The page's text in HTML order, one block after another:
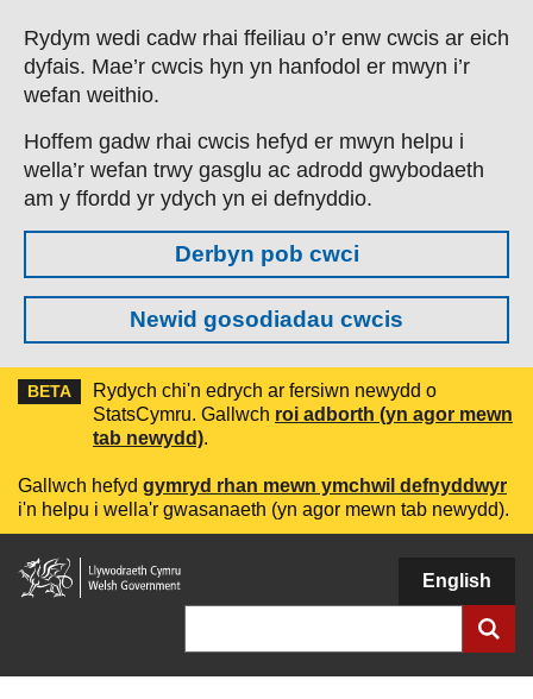
Skip to main content
Rydym wedi cadw rhai ffeiliau o’r enw cwcis ar eich
dyfais. Mae’r cwcis hyn yn hanfodol er mwyn i’r
wefan weithio.
Hoffem gadw rhai cwcis hefyd er mwyn helpu i
wella’r wefan trwy gasglu ac adrodd gwybodaeth
am y ffordd yr ydych yn ei defnyddio.
Derbyn pob cwci
Newid gosodiadau cwcis
BETA
Rydych chi'n edrych ar fersiwn newydd o
StatsCymru. Gallwch roi adborth (yn agor mewn
tab newydd).
Gallwch hefyd gymryd rhan mewn ymchwil defnyddwyr
i'n helpu i wella'r gwasanaeth (yn agor mewn tab newydd).
Llywodraeth
Cymru
English